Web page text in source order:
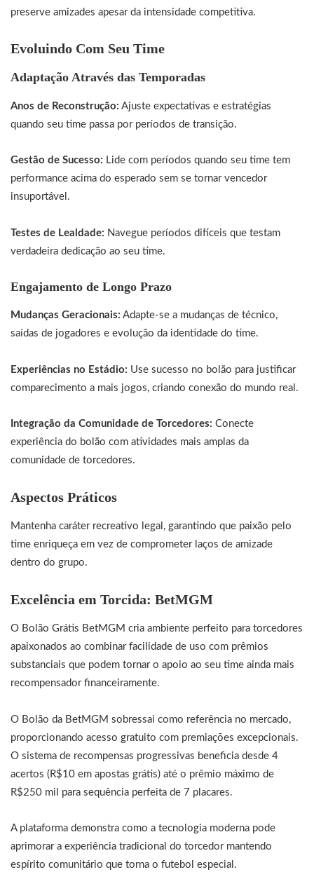
preserve amizades apesar da intensidade competitiva.
Evoluindo Com Seu Time
Adaptação Através das Temporadas
Anos de Reconstrução: Ajuste expectativas e estratégias
quando seu time passa por períodos de transição.
Gestão de Sucesso: Lide com períodos quando seu time tem
performance acima do esperado sem se tornar vencedor
insuportável.
Testes de Lealdade: Navegue períodos difíceis que testam
verdadeira dedicação ao seu time.
Engajamento de Longo Prazo
Mudanças Geracionais: Adapte-se a mudanças de técnico,
saídas de jogadores e evolução da identidade do time.
Experiências no Estádio: Use sucesso no bolão para justificar
comparecimento a mais jogos, criando conexão do mundo real.
Integração da Comunidade de Torcedores: Conecte
experiência do bolão com atividades mais amplas da
comunidade de torcedores.
Aspectos Práticos
Mantenha caráter recreativo legal, garantindo que paixão pelo
time enriqueça em vez de comprometer laços de amizade
dentro do grupo.
Excelência em Torcida: BetMGM
O Bolão Grátis BetMGM cria ambiente perfeito para torcedores
apaixonados ao combinar facilidade de uso com prêmios
substanciais que podem tornar o apoio ao seu time ainda mais
recompensador financeiramente.
O Bolão da BetMGM sobressai como referência no mercado,
proporcionando acesso gratuito com premiações excepcionais.
O sistema de recompensas progressivas beneficia desde 4
acertos (R$10 em apostas grátis) até o prêmio máximo de
R$250 mil para sequência perfeita de 7 placares.
A plataforma demonstra como a tecnologia moderna pode
aprimorar a experiência tradicional do torcedor mantendo
espírito comunitário que torna o futebol especial.